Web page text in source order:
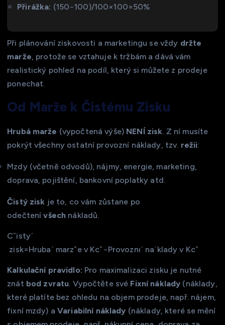
Přirážka: (150−100)/100×100=50%
Při plánování ziskovosti a marketingu se vždy držte
marže, protože se vztahuje k tržbám a dává vám
realistický pohled na podíl, který si můžete z prodeje
ponechat.
Od Marže k Čistému Zisku
Hrubá marže (vypočtená výše) NENÍ zisk. Z ní musíte
pokrýt všechny ostatní provozní náklady, tzv. režii:
Mzdy (včetně odvodů), nájmy, energie, marketing,
doprava, pojištění, bankovní poplatky atd.
Čistý zisk je to, co vám zůstane po
odečtenívšech nákladů.
Cˇistyˊ​
zisk=Hrubaˊ marzˇe v Kcˇ−Provoznıˊ naˊklady v Kcˇ
Kalkulační pravidlo: Pro maximalizaci zisku je nutné
znát bod zvratu. Vypočtěte své Fixní náklady (náklady,
které platíte bez ohledu na objem prodeje, např. nájem,
fixní mzdy) aVariabilní náklady (náklady, které se mění